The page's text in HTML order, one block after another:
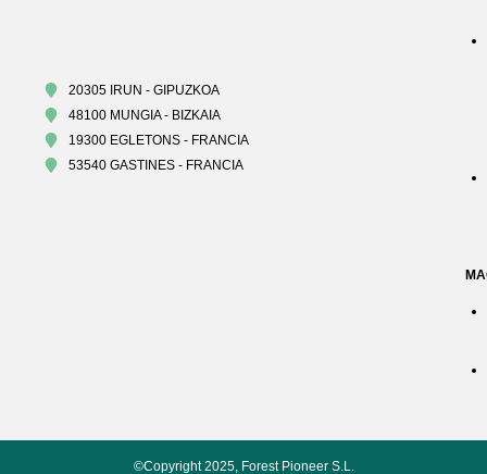
20305 IRUN - GIPUZKOA
48100 MUNGIA - BIZKAIA
19300 EGLETONS - FRANCIA
53540 GASTINES - FRANCIA
©Copyright 2025, Forest Pioneer S.L.